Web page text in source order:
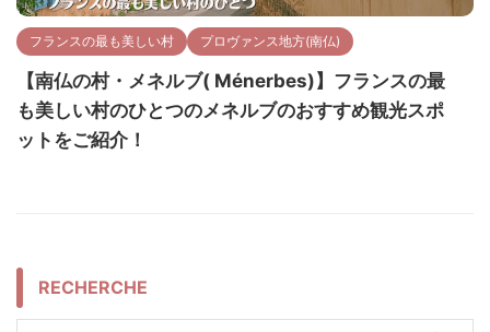
フランスの最も美しい村 プロヴァンス地方(南仏)
【南仏の村・メネルブ( Ménerbes)】フランスの最
も美しい村のひとつのメネルブのおすすめ観光スポ
ットをご紹介！
RECHERCHE